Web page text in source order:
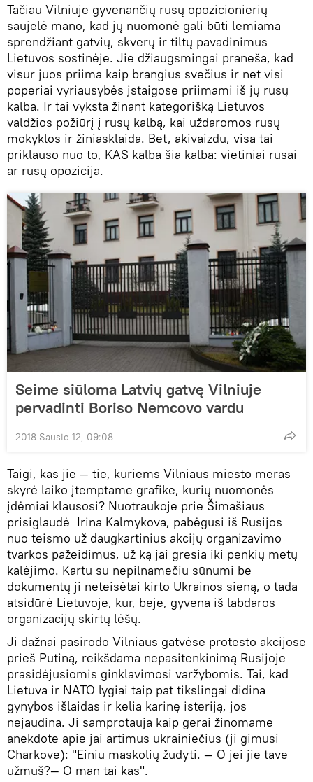
Tačiau Vilniuje gyvenančių rusų opozicionierių
saujelė mano, kad jų nuomonė gali būti lemiama
sprendžiant gatvių, skverų ir tiltų pavadinimus
Lietuvos sostinėje. Jie džiaugsmingai praneša, kad
visur juos priima kaip brangius svečius ir net visi
poperiai vyriausybės įstaigose priimami iš jų rusų
kalba. Ir tai vyksta žinant kategorišką Lietuvos
valdžios požiūrį į rusų kalbą, kai uždaromos rusų
mokyklos ir žiniasklaida. Bet, akivaizdu, visa tai
priklauso nuo to, KAS kalba šia kalba: vietiniai rusai
ar rusų opozicija.
Seime siūloma Latvių gatvę Vilniuje
pervadinti Boriso Nemcovo vardu
2018 Sausio 12, 09:08
Taigi, kas jie — tie, kuriems Vilniaus miesto meras
skyrė laiko įtemptame grafike, kurių nuomonės
įdėmiai klausosi? Nuotraukoje prie Šimašiaus
prisiglaudė Irina Kalmykova, pabėgusi iš Rusijos
nuo teismo už daugkartinius akcijų organizavimo
tvarkos pažeidimus, už ką jai gresia iki penkių metų
kalėjimo. Kartu su nepilnamečiu sūnumi be
dokumentų ji neteisėtai kirto Ukrainos sieną, o tada
atsidūrė Lietuvoje, kur, beje, gyvena iš labdaros
organizacijų skirtų lėšų.
Ji dažnai pasirodo Vilniaus gatvėse protesto akcijose
prieš Putiną, reikšdama nepasitenkinimą Rusijoje
prasidėjusiomis ginklavimosi varžybomis. Tai, kad
Lietuva ir NATO lygiai taip pat tikslingai didina
gynybos išlaidas ir kelia karinę isteriją, jos
nejaudina. Ji samprotauja kaip gerai žinomame
anekdote apie jai artimus ukrainiečius (ji gimusi
Charkove): "Einiu maskolių žudyti. — O jei jie tave
užmuš?— O man tai kas".